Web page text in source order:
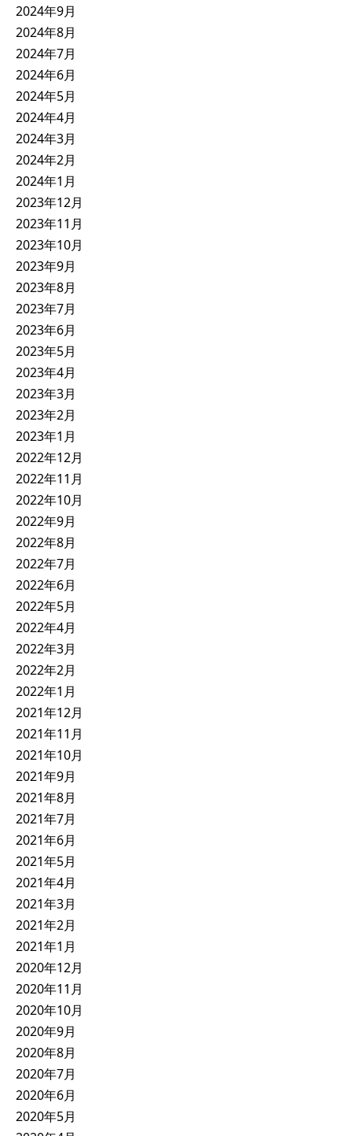
2024年9月
2024年8月
2024年7月
2024年6月
2024年5月
2024年4月
2024年3月
2024年2月
2024年1月
2023年12月
2023年11月
2023年10月
2023年9月
2023年8月
2023年7月
2023年6月
2023年5月
2023年4月
2023年3月
2023年2月
2023年1月
2022年12月
2022年11月
2022年10月
2022年9月
2022年8月
2022年7月
2022年6月
2022年5月
2022年4月
2022年3月
2022年2月
2022年1月
2021年12月
2021年11月
2021年10月
2021年9月
2021年8月
2021年7月
2021年6月
2021年5月
2021年4月
2021年3月
2021年2月
2021年1月
2020年12月
2020年11月
2020年10月
2020年9月
2020年8月
2020年7月
2020年6月
2020年5月